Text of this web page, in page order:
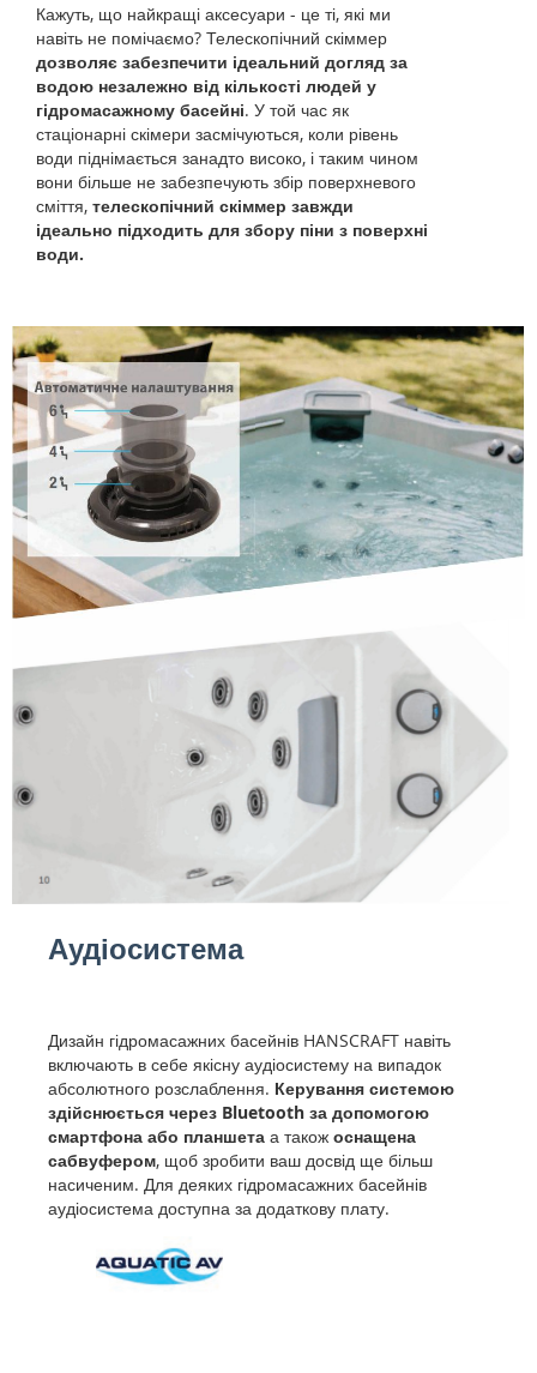
Кажуть, що найкращі аксесуари - це ті, які ми
навіть не помічаємо? Телескопічний скіммер
дозволяє забезпечити ідеальний догляд за
водою незалежно від кількості людей у
гідромасажному басейні. У той час як
стаціонарні скімери засмічуються, коли рівень
води піднімається занадто високо, і таким чином
вони більше не забезпечують збір поверхневого
сміття, телескопічний скіммер завжди
ідеально підходить для збору піни з поверхні
води.
Аудіосистема
Дизайн гідромасажних басейнів HANSCRAFT навіть
включають в себе якісну аудіосистему на випадок
абсолютного розслаблення. Керування системою
здійснюється через Bluetooth за допомогою
смартфона або планшета а також оснащена
сабвуфером, щоб зробити ваш досвід ще більш
насиченим. Для деяких гідромасажних басейнів
аудіосистема доступна за додаткову плату.